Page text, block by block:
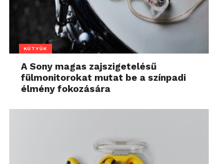
KÜTYÜK
A Sony magas zajszigetelésű
fülmonitorokat mutat be a színpadi
élmény fokozására